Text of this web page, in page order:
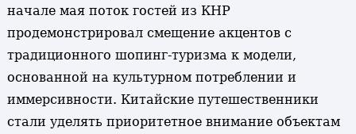
начале мая поток гостей из КНР
продемонстрировал смещение акцентов с
традиционного шопинг-туризма к модели,
основанной на культурном потреблении и
иммерсивности. Китайские путешественники
стали уделять приоритетное внимание объектам